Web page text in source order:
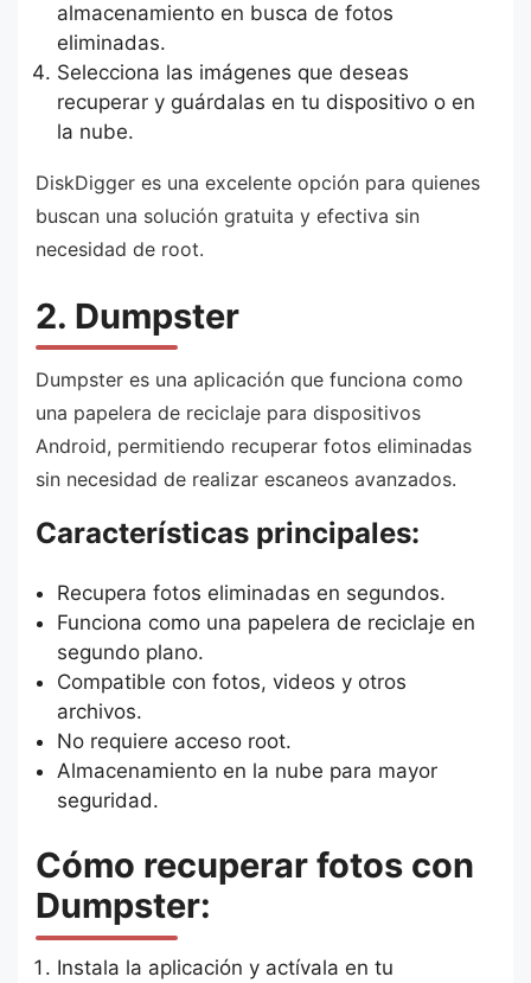
almacenamiento en busca de fotos
eliminadas.
Selecciona las imágenes que deseas
recuperar y guárdalas en tu dispositivo o en
la nube.
DiskDigger es una excelente opción para quienes
buscan una solución gratuita y efectiva sin
necesidad de root.
2. Dumpster
Dumpster es una aplicación que funciona como
una papelera de reciclaje para dispositivos
Android, permitiendo recuperar fotos eliminadas
sin necesidad de realizar escaneos avanzados.
Características principales:
Recupera fotos eliminadas en segundos.
Funciona como una papelera de reciclaje en
segundo plano.
Compatible con fotos, videos y otros
archivos.
No requiere acceso root.
Almacenamiento en la nube para mayor
seguridad.
Cómo recuperar fotos con
Dumpster:
Instala la aplicación y actívala en tu